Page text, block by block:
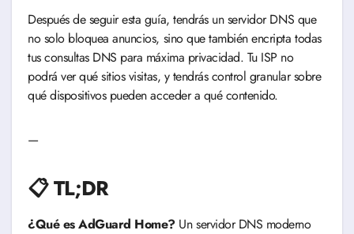
Después de seguir esta guía, tendrás un servidor DNS que
no solo bloquea anuncios, sino que también encripta todas
tus consultas DNS para máxima privacidad. Tu ISP no
podrá ver qué sitios visitas, y tendrás control granular sobre
qué dispositivos pueden acceder a qué contenido.
—
📋 TL;DR
¿Qué es AdGuard Home?Un servidor DNS moderno